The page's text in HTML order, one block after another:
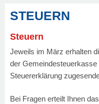
STEUERN
Steuern
Jeweils im März erhalten
der
Steuererklärung
Bei Fragen erteilt Ihnen